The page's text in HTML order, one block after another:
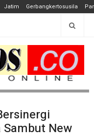
Jatim Gerbangkertosusila
Sambut New